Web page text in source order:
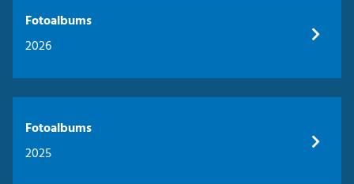
Fotoalbums
2026
Fotoalbums
2025